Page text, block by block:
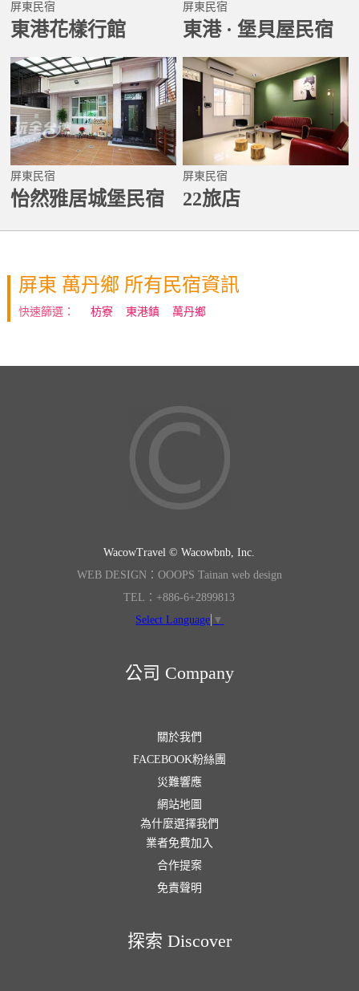
屏東民宿
東港花樣行館
屏東民宿
東港 · 堡貝屋民宿
屏東民宿
怡然雅居城堡民宿
屏東民宿
22旅店
屏東 萬丹鄉 所有民宿資訊
快速篩選： 枋寮 東港鎮 萬丹鄉
WacowTravel © Wacowbnb, Inc.
WEB DESIGN：OOOPS Tainan web design
TEL：+886-6+2899813
Select Language ▼
公司 Company
關於我們
FACEBOOK粉絲團
災難響應
網站地圖
為什麼選擇我們
業者免費加入
合作提案
免責聲明
探索 Discover